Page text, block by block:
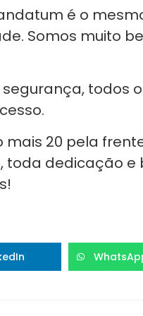
é o
Somos muito
todos
20 pela
toda dedicação e